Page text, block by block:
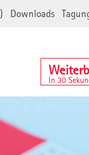
Downloads
)
In 30